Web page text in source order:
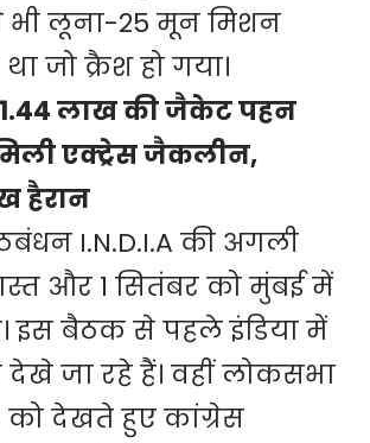
लूना-25 मून मिशन
जो क्रैश हो गया।
1.44 लाख की जैकेट पहन
एक्ट्रेस जैकलीन,
हैरान
I.N.D.I.A की अगली
और 1 सितंबर को मुंबई में
इस बैठक से पहले इंडिया में
जा रहे हैं। वहीं लोकसभा
को देखते हुए कांग्रेस